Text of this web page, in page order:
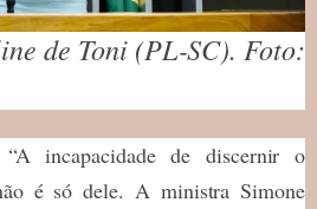
de Toni (PL-SC). Foto:
incapacidade de discernir o
é só dele. A ministra Simone